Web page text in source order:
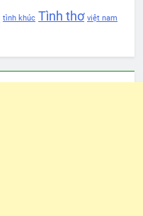
tình khúc Tình thơ việt nam